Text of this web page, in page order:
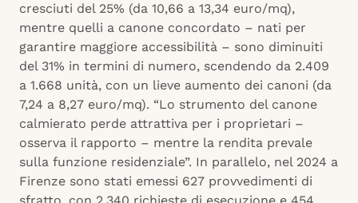
cresciuti del 25% (da 10,66 a 13,34 euro/mq),
mentre quelli a canone concordato – nati per
garantire maggiore accessibilità – sono diminuiti
del 31% in termini di numero, scendendo da 2.409
a 1.668 unità, con un lieve aumento dei canoni (da
7,24 a 8,27 euro/mq). “Lo strumento del canone
calmierato perde attrattiva per i proprietari –
osserva il rapporto – mentre la rendita prevale
sulla funzione residenziale”. In parallelo, nel 2024 a
Firenze sono stati emessi 627 provvedimenti di